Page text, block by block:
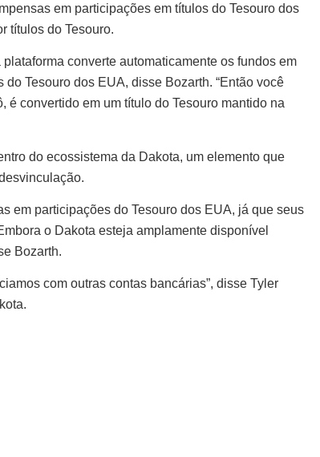
em participações em títulos do Tesouro dos
títulos do Tesouro.
converte automaticamente os fundos em
Tesouro dos EUA, disse Bozarth. “Então você
convertido em um título do Tesouro mantido na
do ecossistema da Dakota, um elemento que
em participações do Tesouro dos EUA, já que seus
o Dakota esteja amplamente disponível
Bozarth.
com outras contas bancárias”, disse Tyler